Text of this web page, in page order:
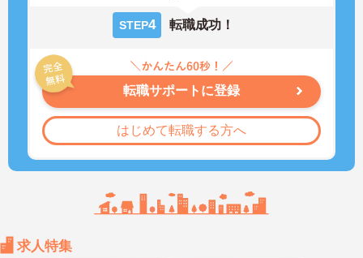
STEP4 転職成功！
転職サポートに登録
はじめて転職する方へ
求人特集